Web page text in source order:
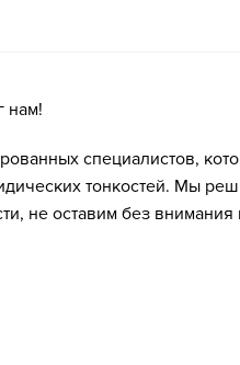
нам!
специалистов,
тонкостей. Мы
не оставим без